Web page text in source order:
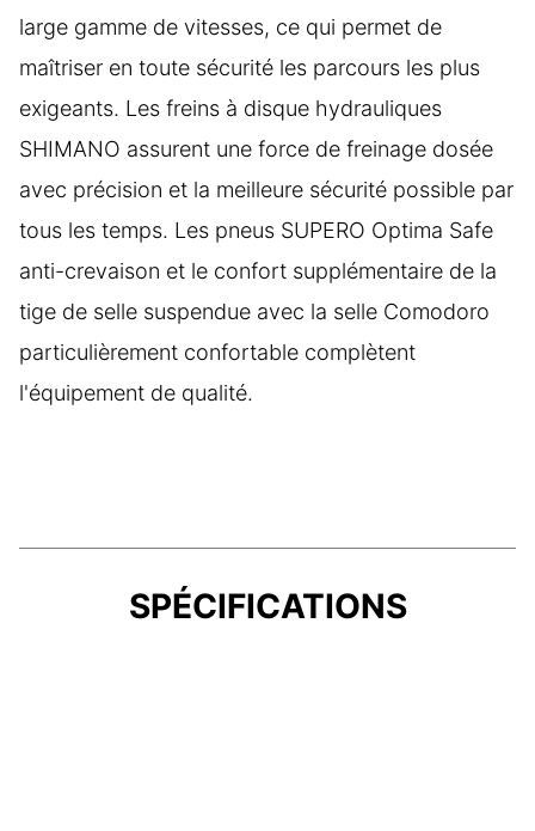
large gamme de vitesses, ce qui permet de
maîtriser en toute sécurité les parcours les plus
exigeants. Les freins à disque hydrauliques
SHIMANO assurent une force de freinage dosée
avec précision et la meilleure sécurité possible par
tous les temps. Les pneus SUPERO Optima Safe
anti-crevaison et le confort supplémentaire de la
tige de selle suspendue avec la selle Comodoro
particulièrement confortable complètent
l'équipement de qualité.
SPÉCIFICATIONS